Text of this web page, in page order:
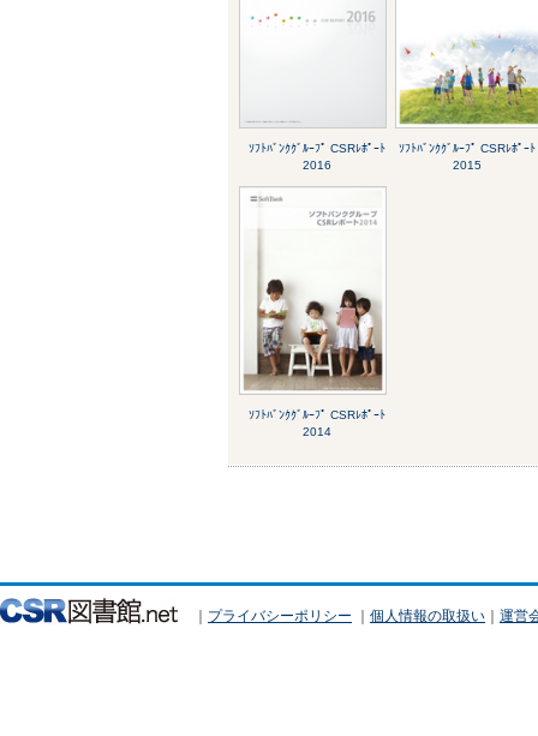
ｿﾌﾄﾊﾞﾝｸｸﾞﾙｰﾌﾟ CSRﾚﾎﾟｰﾄ
2016
ｿﾌﾄﾊﾞﾝｸｸﾞﾙｰﾌﾟ CSRﾚﾎﾟｰﾄ
2015
ｿﾌﾄﾊﾞﾝｸｸﾞﾙｰﾌﾟ CSRﾚﾎﾟｰﾄ
2014
｜ プライバシーポリシー ｜ 個人情報の取扱い ｜ 運営